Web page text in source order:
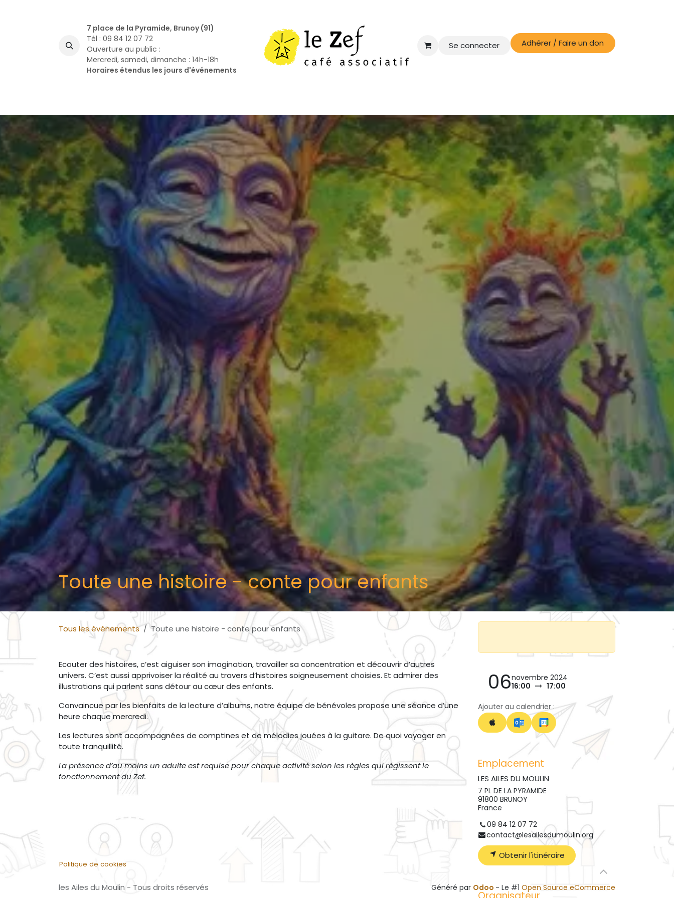
7 place de la Pyramide, Brunoy (91)
Tél : 09 84 12 07 72
Ouverture au public :
Mercredi, samedi, dimanche : 14h-18h
Horaires étendus les jours d'événements
Se connecter Adhérer / Faire un don
Toute une histoire - conte pour enfants
Tous les événements Toute une histoire - conte pour enfants
Ecouter des histoires, c’est aiguiser son imagination, travailler sa concentration et découvrir d’autres
univers. C’est aussi apprivoiser la réalité au travers d’histoires soigneusement choisies. Et admirer des
illustrations qui parlent sans détour au cœur des enfants.
Convaincue par les bienfaits de la lecture d’albums, notre équipe de bénévoles propose une séance d’une
heure chaque mercredi.
Les lectures sont accompagnées de comptines et de mélodies jouées à la guitare. De quoi voyager en
toute tranquillité.
La présence d’au moins un adulte est requise pour chaque activité selon les règles qui régissent le
fonctionnement du Zef.
06novembre 2024
16:00
17:00
Ajouter au calendrier :
Emplacement
LES AILES DU MOULIN
7 PL DE LA PYRAMIDE
91800 BRUNOY
France
09 84 12 07 72
contact@lesailesdumoulin.org
Obtenir l'itinéraire
Politique de cookies
les Ailes du Moulin - Tous droits réservés Généré par Odoo - Le #1 Open Source eCommerce